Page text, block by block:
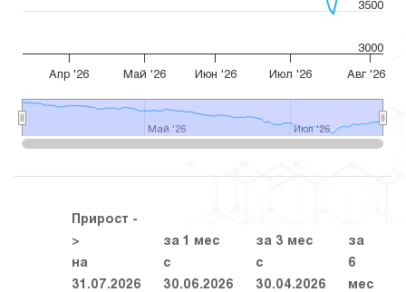
Апр '26 Май '26 Июн '26 Июл '26 Авг '26
Май '26
Май '26 Июл '26
Июл '26
3000
3500
Прирост -
>
на
31.07.2026
за 1 мес
с
30.06.2026
за 3 мес
с
30.04.2026
за
6
мес